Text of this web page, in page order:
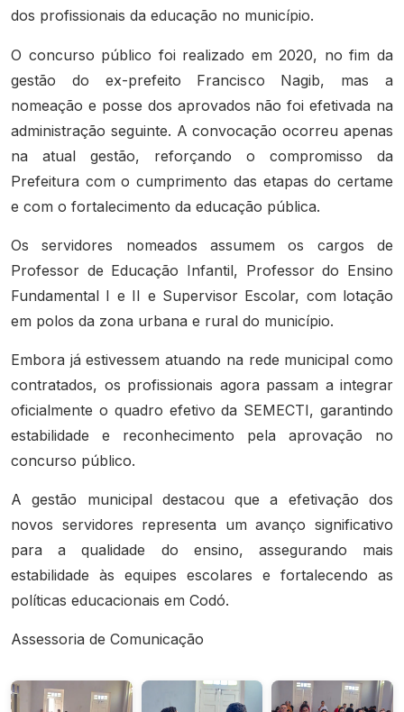
dos profissionais da educação no município.
O concurso público foi realizado em 2020, no fim da
gestão do ex-prefeito Francisco Nagib, mas a
nomeação e posse dos aprovados não foi efetivada na
administração seguinte. A convocação ocorreu apenas
na atual gestão, reforçando o compromisso da
Prefeitura com o cumprimento das etapas do certame
e com o fortalecimento da educação pública.
Os servidores nomeados assumem os cargos de
Professor de Educação Infantil, Professor do Ensino
Fundamental I e II e Supervisor Escolar, com lotação
em polos da zona urbana e rural do município.
Embora já estivessem atuando na rede municipal como
contratados, os profissionais agora passam a integrar
oficialmente o quadro efetivo da SEMECTI, garantindo
estabilidade e reconhecimento pela aprovação no
concurso público.
A gestão municipal destacou que a efetivação dos
novos servidores representa um avanço significativo
para a qualidade do ensino, assegurando mais
estabilidade às equipes escolares e fortalecendo as
políticas educacionais em Codó.
Assessoria de Comunicação